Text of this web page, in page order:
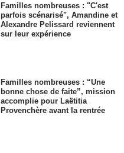
Familles nombreuses : "C'est
parfois scénarisé", Amandine et
Alexandre Pelissard reviennent
sur leur expérience
Familles nombreuses : “Une
bonne chose de faite”, mission
accomplie pour Laëtitia
Provenchère avant la rentrée